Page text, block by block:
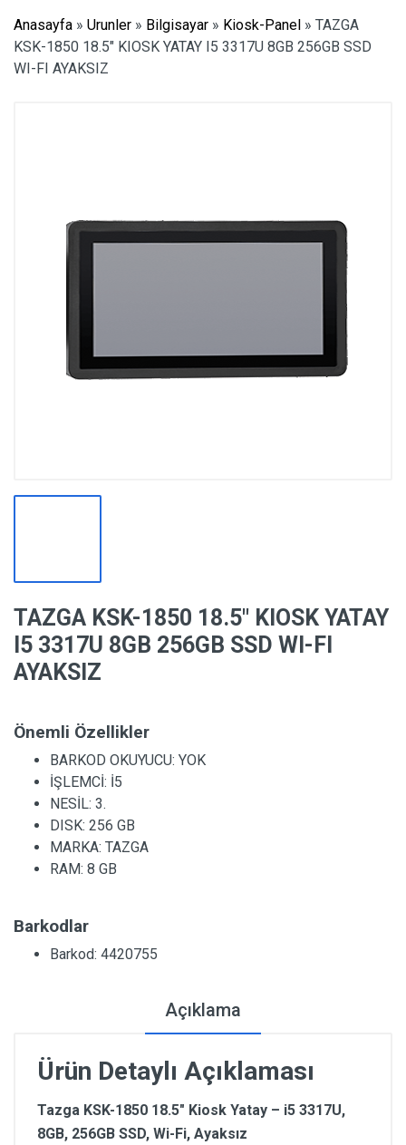
Anasayfa » Urunler » Bilgisayar » Kiosk-Panel » TAZGA
KSK-1850 18.5″ KIOSK YATAY I5 3317U 8GB 256GB SSD
WI-FI AYAKSIZ
TAZGA KSK-1850 18.5″ KIOSK YATAY
I5 3317U 8GB 256GB SSD WI-FI
AYAKSIZ
Önemli Özellikler
BARKOD OKUYUCU: YOK
İŞLEMCİ: İ5
NESİL: 3.
DISK: 256 GB
MARKA: TAZGA
RAM: 8 GB
Barkodlar
Barkod: 4420755
Açıklama
Ürün Detaylı Açıklaması
Tazga KSK-1850 18.5" Kiosk Yatay – i5 3317U,
8GB, 256GB SSD, Wi-Fi, Ayaksız